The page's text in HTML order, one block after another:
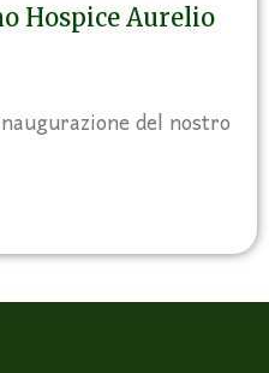
Hospice Aurelio
del nostro